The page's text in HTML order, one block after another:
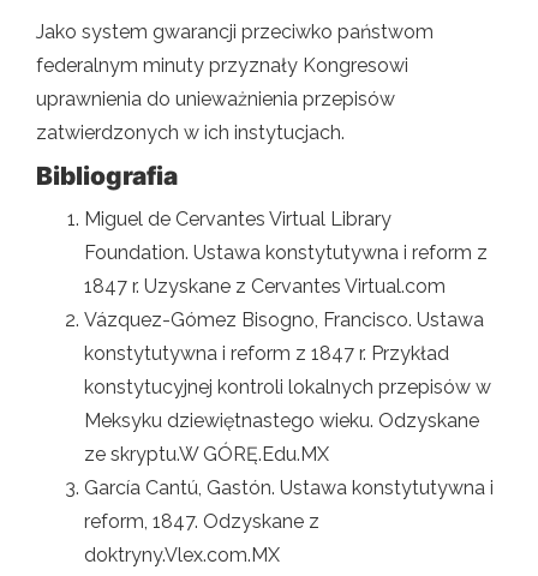
Jako system gwarancji przeciwko państwom
federalnym minuty przyznały Kongresowi
uprawnienia do unieważnienia przepisów
zatwierdzonych w ich instytucjach.
Bibliografia
Miguel de Cervantes Virtual Library
Foundation. Ustawa konstytutywna i reform z
1847 r. Uzyskane z Cervantes Virtual.com
Vázquez-Gómez Bisogno, Francisco. Ustawa
konstytutywna i reform z 1847 r. Przykład
konstytucyjnej kontroli lokalnych przepisów w
Meksyku dziewiętnastego wieku. Odzyskane
ze skryptu.W GÓRĘ.Edu.MX
García Cantú, Gastón. Ustawa konstytutywna i
reform, 1847. Odzyskane z
doktryny.Vlex.com.MX